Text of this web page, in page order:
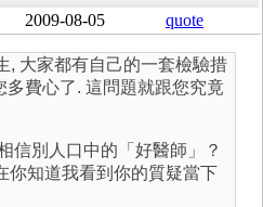
2009-08-05 quote
, 大家都有自己的一套檢驗措
費心了. 這問題就跟您究竟
信別人口中的「好醫師」？
你知道我看到你的質疑當下